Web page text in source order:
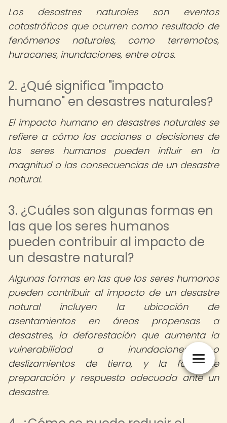
Los desastres naturales son eventos
catastróficos que ocurren como resultado de
fenómenos naturales, como terremotos,
huracanes, inundaciones, entre otros.
2. ¿Qué significa "impacto
humano" en desastres naturales?
El impacto humano en desastres naturales se
refiere a cómo las acciones o decisiones de
los seres humanos pueden influir en la
magnitud o las consecuencias de un desastre
natural.
3. ¿Cuáles son algunas formas en
las que los seres humanos
pueden contribuir al impacto de
un desastre natural?
Algunas formas en las que los seres humanos
pueden contribuir al impacto de un desastre
natural incluyen la ubicación de
asentamientos en áreas propensas a
desastres, la deforestación que aumenta la
vulnerabilidad a inundaciones o
deslizamientos de tierra, y la falta de
preparación y respuesta adecuada ante un
desastre.